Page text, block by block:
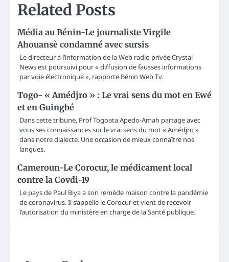
Related Posts
Média au Bénin-Le journaliste Virgile
Ahouansè condamné avec sursis
Le directeur à l’information de la Web radio privée Crystal
News est poursuivi pour « diffusion de fausses informations
par voie électronique », rapporte Bénin Web Tv.
Togo- « Amédjro » : Le vrai sens du mot en Ewé
et en Guingbé
Dans cette tribune, Prof Togoata Apedo-Amah partage avec
vous ses connaissances sur le vrai sens du mot « Amédjro »
dans notre dialecte. Une occasion de mieux connaître nos
langues.
Cameroun-Le Corocur, le médicament local
contre la Covdi-19
Le pays de Paul Biya a son remède maison contre la pandémie
de coronavirus. Il s’appelle le Corocur et vient de recevoir
l’autorisation du ministère en charge de la Santé publique.